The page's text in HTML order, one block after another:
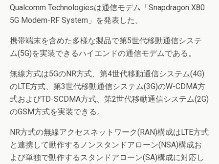
Qualcomm Technologiesは通信モデム「Snapdragon X80
5G Modem-RF System」を発表した。
携帯端末を含めた多様な製品で第5世代移動通信システ
ム(5G)を実装できるハイエンドの通信モデムである。
無線方式は5GのNR方式、第4世代移動通信システム(4G)
のLTE方式、第3世代移動通信システム(3G)のW-CDMA方
式およびTD-SCDMA方式、第2世代移動通信システム(2G)
のGSM方式を実装できる。
NR方式の無線アクセスネットワーク(RAN)構成はLTE方式
と連携して動作するノンスタンドアローン(NSA)構成お
よび単独で動作するスタンドアローン(SA)構成に対応し